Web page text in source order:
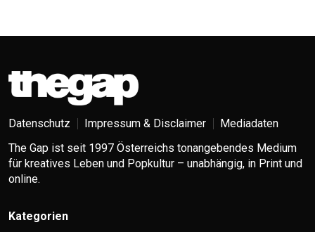
Datenschutz Impressum & Disclaimer
Mediadaten
The Gap ist seit 1997 Österreichs tonangebendes Medium
für kreatives Leben und Popkultur – unabhängig, in Print und
online.
Kategorien